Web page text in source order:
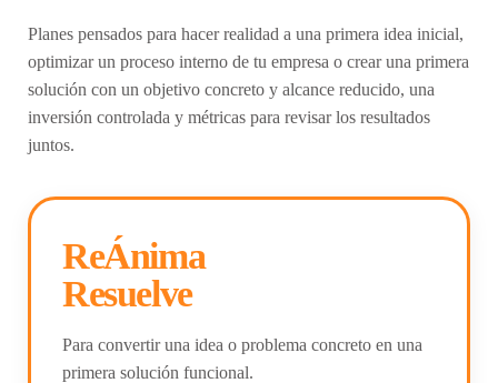
Planes pensados para hacer realidad a una primera idea inicial,
optimizar un proceso interno de tu empresa o crear una primera
solución con un objetivo concreto y alcance reducido, una
inversión controlada y métricas para revisar los resultados
juntos.
ReÁnima
Resuelve
Para convertir una idea o problema concreto en una
primera solución funcional.